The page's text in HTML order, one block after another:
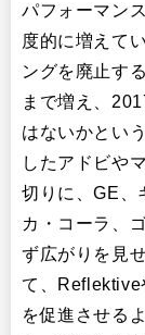
パフォーマン
度的に増えて
ングを廃止す
まで増え、
はないかとい
したアドビや
切りに、GE、
カ・コーラ、
ず広がりを見
て、Reflektive
を促進させる